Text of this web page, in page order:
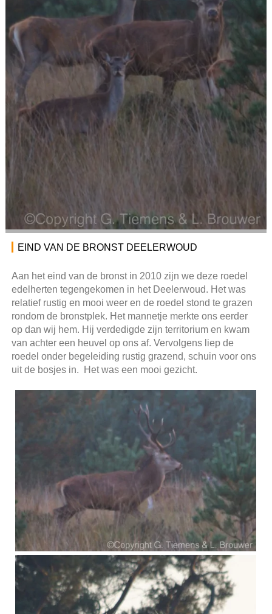
EIND VAN DE BRONST DEELERWOUD
Aan het eind van de bronst in 2010 zijn we deze roedel
edelherten tegengekomen in het Deelerwoud. Het was
relatief rustig en mooi weer en de roedel stond te grazen
rondom de bronstplek. Het mannetje merkte ons eerder
op dan wij hem. Hij verdedigde zijn territorium en kwam
van achter een heuvel op ons af. Vervolgens liep de
roedel onder begeleiding rustig grazend, schuin voor ons
uit de bosjes in. Het was een mooi gezicht.